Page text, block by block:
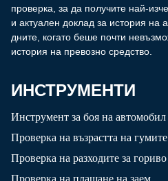
проверка, за да получите най-
и актуален доклад за история на
дните, когато беше почти
история на превозно средство.
ИНСТРУМЕНТИ
Инструмент за боя на автомобил
Проверка на възрастта на гумите
Проверка на разходите за гориво